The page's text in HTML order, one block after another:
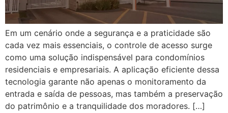
Em um cenário onde a segurança e a praticidade são
cada vez mais essenciais, o controle de acesso surge
como uma solução indispensável para condomínios
residenciais e empresariais. A aplicação eficiente dessa
tecnologia garante não apenas o monitoramento da
entrada e saída de pessoas, mas também a preservação
do patrimônio e a tranquilidade dos moradores. […]